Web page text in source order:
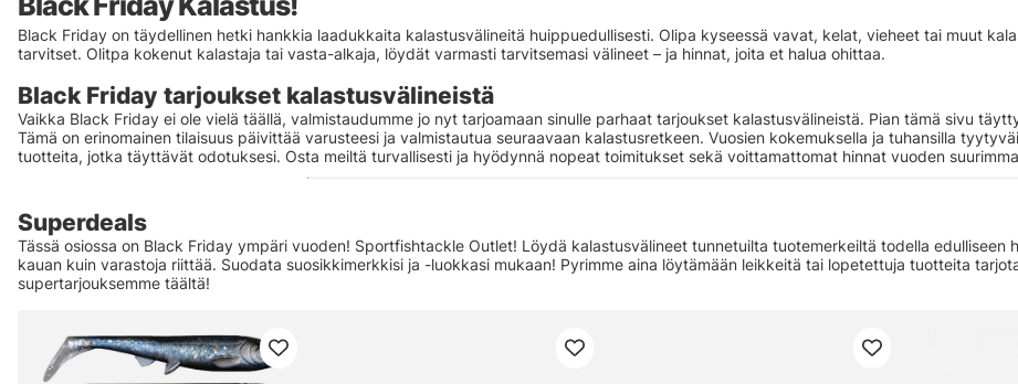
Black Friday on täydellinen hetki hankkia laadukkaita kalastusvälineitä huippuedullisesti. Olipa kyseessä vavat, kelat, vieheet tai muut
tarvitset. Olitpa kokenut kalastaja tai vasta-alkaja, löydät varmasti tarvitsemasi välineet – ja hinnat, joita et halua ohittaa.
Black Friday tarjoukset kalastusvälineistä
Vaikka Black Friday ei ole vielä täällä, valmistaudumme jo nyt tarjoamaan sinulle parhaat tarjoukset kalastusvälineistä. Pian tämä sivu
Tämä on erinomainen tilaisuus päivittää varusteesi ja valmistautua seuraavaan kalastusretkeen. Vuosien kokemuksella ja tuhansilla
tuotteita, jotka täyttävät odotuksesi. Osta meiltä turvallisesti ja hyödynnä nopeat toimitukset sekä voittamattomat hinnat vuoden
Superdeals
Tässä osiossa on Black Friday ympäri vuoden! Sportfishtackle Outlet! Löydä kalastusvälineet tunnetuilta tuotemerkeiltä todella edulliseen
kauan kuin varastoja riittää. Suodata suosikkimerkkisi ja -luokkasi mukaan! Pyrimme aina löytämään leikkeitä tai lopetettuja tuotteita
supertarjouksemme täältä!